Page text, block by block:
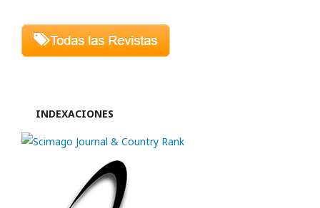
INDEXACIONES